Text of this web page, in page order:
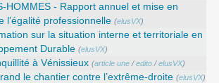
HOMMES - Rapport annuel et mise en
l’égalité professionnelle (elusVX)
sur la situation interne et territoriale en
Durable (elusVX)
à Vénissieux (article une /edito /elusVX)
le chantier contre l’extrême-droite (elusVX)